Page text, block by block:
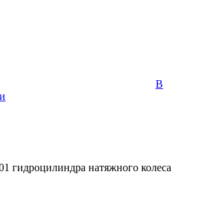
В
гидроцилиндра натяжного колеса